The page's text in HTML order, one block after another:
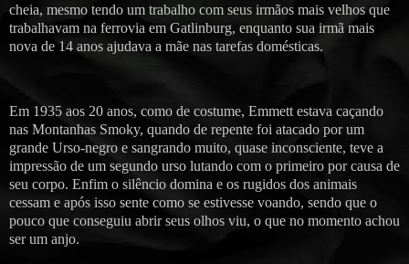
cheia, mesmo tendo um trabalho com seus irmãos mais velhos que
trabalhavam na ferrovia em Gatlinburg, enquanto sua irmã mais
nova de 14 anos ajudava a mãe nas tarefas domésticas.
Em 1935 aos 20 anos, como de costume, Emmett estava caçando
nas Montanhas Smoky, quando de repente foi atacado por um
grande Urso-negro e sangrando muito, quase inconsciente, teve a
impressão de um segundo urso lutando com o primeiro por causa de
seu corpo. Enfim o silêncio domina e os rugidos dos animais
cessam e após isso sente como se estivesse voando, sendo que o
pouco que conseguiu abrir seus olhos viu, o que no momento achou
ser um anjo.